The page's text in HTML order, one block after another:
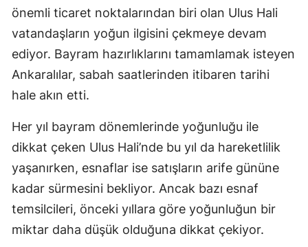
önemli ticaret noktalarından biri olan Ulus Hali
vatandaşların yoğun ilgisini çekmeye devam
ediyor. Bayram hazırlıklarını tamamlamak isteyen
Ankaralılar, sabah saatlerinden itibaren tarihi
hale akın etti.
Her yıl bayram dönemlerinde yoğunluğu ile
dikkat çeken Ulus Hali’nde bu yıl da hareketlilik
yaşanırken, esnaflar ise satışların arife gününe
kadar sürmesini bekliyor. Ancak bazı esnaf
temsilcileri, önceki yıllara göre yoğunluğun bir
miktar daha düşük olduğuna dikkat çekiyor.